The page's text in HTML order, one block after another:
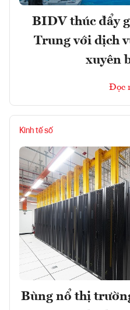
BIDV thúc đẩy
Trung với dịch
xuyên
Đọc
Kinh tế số
Bùng nổ thị